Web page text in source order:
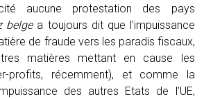
aucune protestation des pays
belgea toujours dit que l’impuissance
de fraude vers les paradis fiscaux,
matières mettant en cause les
profits, récemment), et comme la
des autres Etats de l’UE,